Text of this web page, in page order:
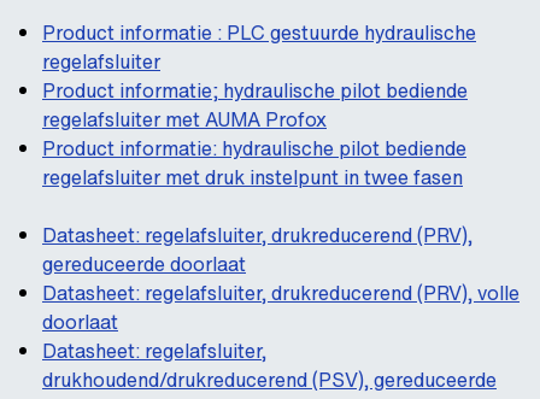
Product informatie : PLC gestuurde hydraulische
regelafsluiter
Product informatie; hydraulische pilot bediende
regelafsluiter met AUMA Profox
Product informatie: hydraulische pilot bediende
regelafsluiter met druk instelpunt in twee fasen
Datasheet: regelafsluiter, drukreducerend (PRV),
gereduceerde doorlaat
Datasheet: regelafsluiter, drukreducerend (PRV), volle
doorlaat
Datasheet: regelafsluiter,
drukhoudend/drukreducerend (PSV), gereduceerde